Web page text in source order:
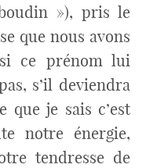
»), pris le
que nous avons
ce prénom lui
s’il deviendra
je sais c’est
notre énergie,
tendresse de